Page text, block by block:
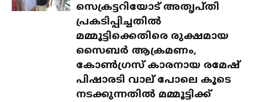
സെക്രട്ടറിയോട് അതൃപ്തി
പ്രകടിപ്പിച്ചതിൽ
മമ്മൂട്ടിക്കെതിരെ രുക്ഷമായ
സൈബർ ആക്രമണം,
കോൺഗ്രസ് കാരനായ രമേഷ്
പിഷാരടി വാല് പോലെ കൂടെ
നടക്കുന്നതിൽ മമ്മൂട്ടിക്ക്